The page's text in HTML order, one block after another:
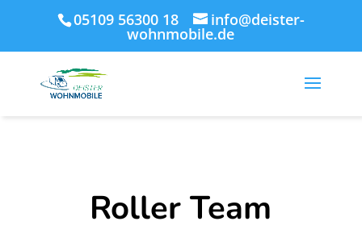
05109 56300 18 info@deister-
wohnmobile.de
Roller Team